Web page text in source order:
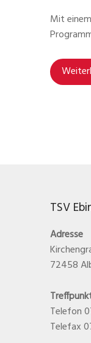
Mit
TSV
Adresse
72458
Telefon
Telefax